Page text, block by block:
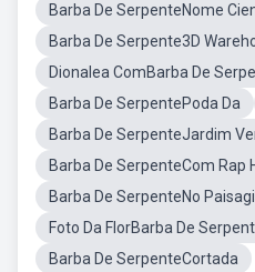
Barba De SerpenteNome
Barba De Serpente3D
Dionalea ComBarba De
Barba De SerpentePoda Da
Barba De SerpenteJardim
Barba De SerpenteCom Rap
Barba De SerpenteNo
Foto Da FlorBarba De
Barba De SerpenteCortada